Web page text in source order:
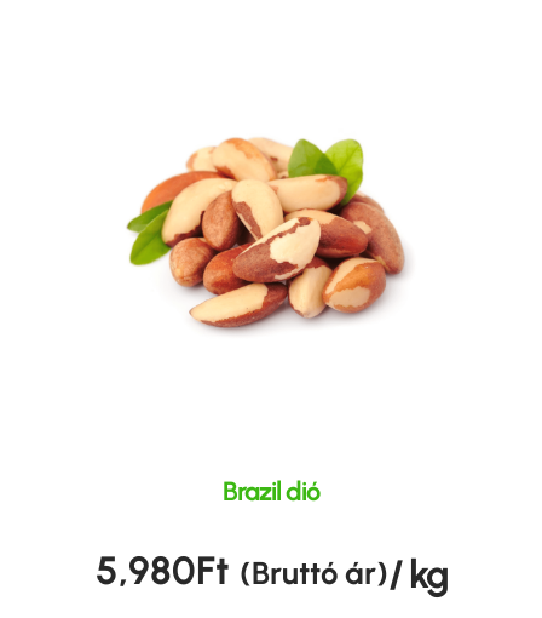
Brazil dió
5,980Ft (Bruttó ár)/ kg